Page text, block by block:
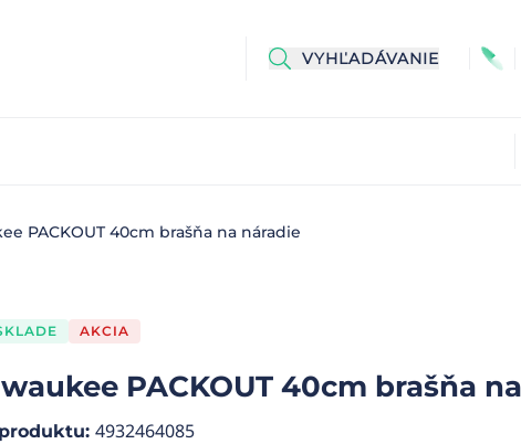
VYHĽADÁVANIE
PACKOUT 40cm brašňa na náradie
AKCIA
PACKOUT 40cm brašňa
: 4932464085